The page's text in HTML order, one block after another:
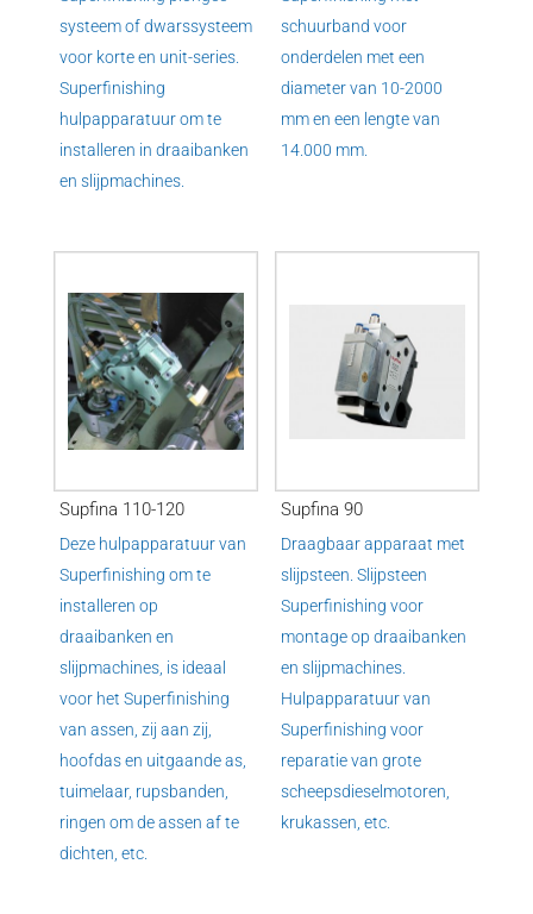
systeem of dwarssysteem
voor korte en unit-series.
Superfinishing
hulpapparatuur om te
installeren in draaibanken
en slijpmachines.
schuurband voor
onderdelen met een
diameter van 10-2000
mm en een lengte van
14.000 mm.
Supfina 110-120
Deze hulpapparatuur van
Superfinishing om te
installeren op
draaibanken en
slijpmachines, is ideaal
voor het Superfinishing
van assen, zij aan zij,
hoofdas en uitgaande as,
tuimelaar, rupsbanden,
ringen om de assen af ​​te
dichten, etc.
Supfina 90
Draagbaar apparaat met
slijpsteen. Slijpsteen
Superfinishing voor
montage op draaibanken
en slijpmachines.
Hulpapparatuur van
Superfinishing voor
reparatie van grote
scheepsdieselmotoren,
krukassen, etc.